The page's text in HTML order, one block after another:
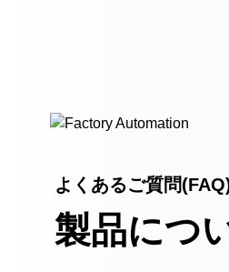
よくあるご質問
製品につ